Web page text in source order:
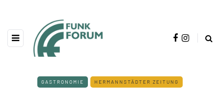
GASTRONOMIE HERMANNSTÄDTER ZEITUNG